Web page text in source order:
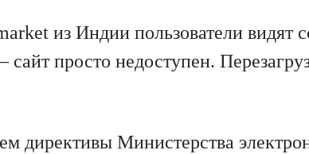
из Индии пользователи видят
сайт просто недоступен.
директивы Министерства